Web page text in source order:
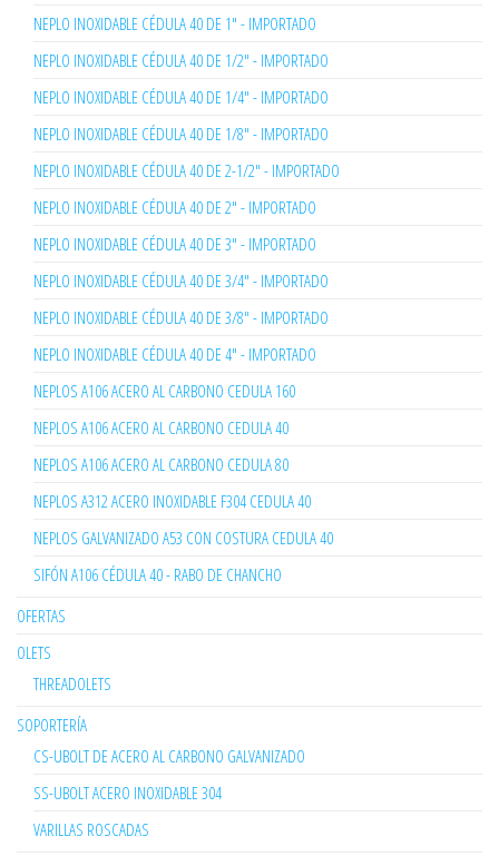
NEPLO INOXIDABLE CÉDULA 40 DE 1" - IMPORTADO
NEPLO INOXIDABLE CÉDULA 40 DE 1/2" - IMPORTADO
NEPLO INOXIDABLE CÉDULA 40 DE 1/4" - IMPORTADO
NEPLO INOXIDABLE CÉDULA 40 DE 1/8" - IMPORTADO
NEPLO INOXIDABLE CÉDULA 40 DE 2-1/2" - IMPORTADO
NEPLO INOXIDABLE CÉDULA 40 DE 2" - IMPORTADO
NEPLO INOXIDABLE CÉDULA 40 DE 3" - IMPORTADO
NEPLO INOXIDABLE CÉDULA 40 DE 3/4" - IMPORTADO
NEPLO INOXIDABLE CÉDULA 40 DE 3/8" - IMPORTADO
NEPLO INOXIDABLE CÉDULA 40 DE 4" - IMPORTADO
NEPLOS A106 ACERO AL CARBONO CEDULA 160
NEPLOS A106 ACERO AL CARBONO CEDULA 40
NEPLOS A106 ACERO AL CARBONO CEDULA 80
NEPLOS A312 ACERO INOXIDABLE F304 CEDULA 40
NEPLOS GALVANIZADO A53 CON COSTURA CEDULA 40
SIFÓN A106 CÉDULA 40 - RABO DE CHANCHO
OFERTAS
OLETS
THREADOLETS
SOPORTERÍA
CS-UBOLT DE ACERO AL CARBONO GALVANIZADO
SS-UBOLT ACERO INOXIDABLE 304
VARILLAS ROSCADAS